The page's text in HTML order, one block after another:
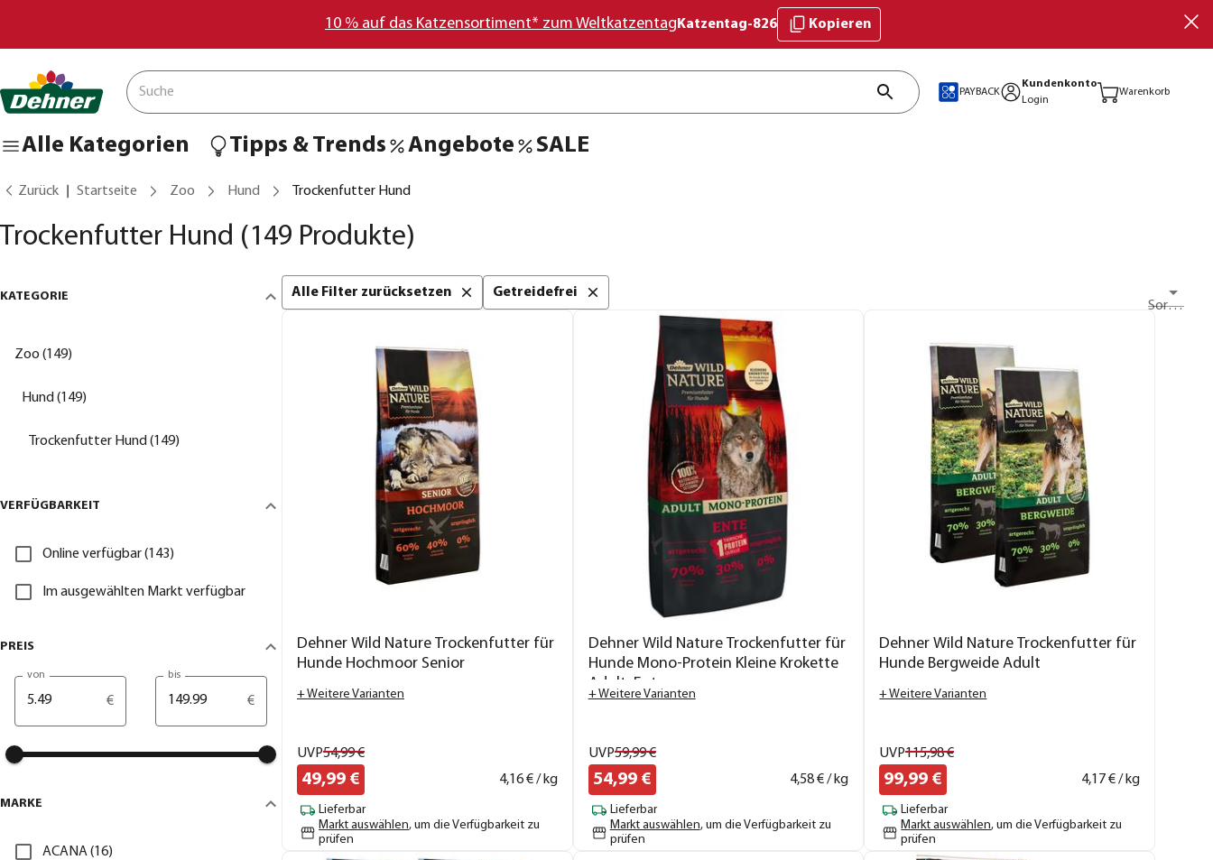
10 % auf das Katzensortiment* zum Weltkatzentag Katzentag-826 Kopieren
PAYBACK
Kundenkonto
Login
Warenkorb
Alle Kategorien Tipps & Trends Angebote SALE
Zurück Startseite Zoo Hund Trockenfutter Hund
Trockenfutter Hund (149 Produkte)
KATEGORIE
Zoo (149)
Hund (149)
Trockenfutter Hund (149)
VERFÜGBARKEIT
Online verfügbar (143)
Im ausgewählten Markt verfügbar
PREIS
von
€
bis
€
MARKE
ACANA (16)
Alle Filter zurücksetzen
Getreidefrei
Sortieren nach
Dehner Wild Nature Trockenfutter für
Hunde Hochmoor Senior
+ Weitere Varianten
UVP54,99€
49,99 € 4,16€ / kg
Lieferbar
Markt auswählen, um die Verfügbarkeit zu
prüfen
Dehner Wild Nature Trockenfutter für
Hunde Mono-Protein Kleine Krokette
Adult, Ente
+ Weitere Varianten
UVP59,99€
54,99€ 4,58€ / kg
Lieferbar
Markt auswählen, um die Verfügbarkeit zu
prüfen
Dehner Wild Nature Trockenfutter für
Hunde Bergweide Adult
+ Weitere Varianten
UVP115,98€
99,99 € 4,17€ / kg
Lieferbar
Markt auswählen, um die Verfügbarkeit zu
prüfen